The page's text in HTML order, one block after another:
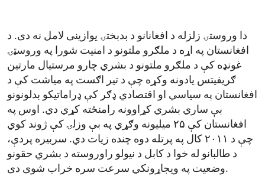
دا وروستۍ زلزله د افغانانو د بدبختۍ یوازینی لامل نه دی. د
افغانستان په اړه د ملګرو ملتونو د امنیت شورا په وروسټۍ
غونډه کې د ملګرو ملتونو د بشري چارو مرستیال مارتین
ګریفیتس یادونه وکړه چې د تیر اګست په میاشت کې د
افغانستان په سیاسي او اقتصادي ډګر کې ډراماتیکو بدلونونو
بې ساري بشري کړاوونه رامنځته کړي دي. اوس په
افغانستان کې ۲۵ میلیونه وګړي په بې وزلۍ کې ژوند کوي
چې د ۲۰۱۱ کال په پرتله دوه چنده زیات دي. سربیره پردې،
د طالبانو له خوا د کابل د نیولو راوروسته د بشري حقونو
وضعیت په ویجاړونکي سرعت سره خراب شوی دی.